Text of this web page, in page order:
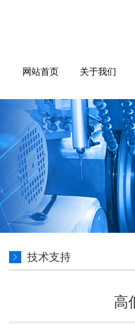
网站首页 关于我们
技术支持
高